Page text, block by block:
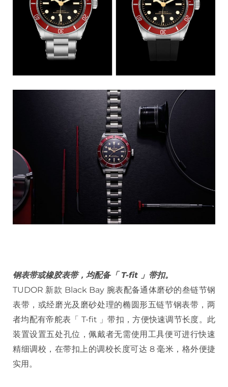
钢表带或橡胶表带，均配备「 T-fit 」带扣。
TUDOR 新款 Black Bay 腕表配备通体磨砂的叁链节钢
表带，或经磨光及磨砂处理的椭圆形五链节钢表带，两
者均配有帝舵表「 T-fit 」带扣，方便快速调节长度。此
装置设置五处孔位，佩戴者无需使用工具便可进行快速
精细调校，在带扣上的调校长度可达 8 毫米，格外便捷
实用。